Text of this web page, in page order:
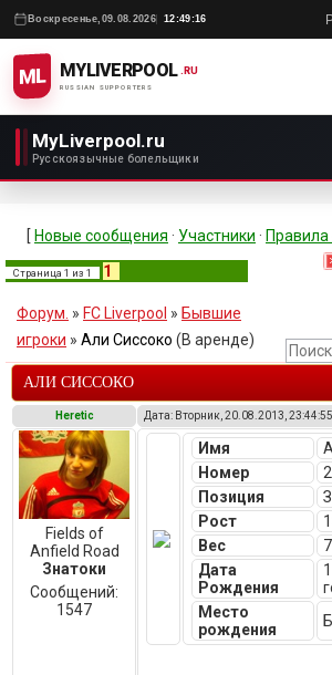
Воскресенье, 09.08.2026 12:49:16
ML MYLIVERPOOL
RUSSIAN SUPPORTERS
.RU
MyLiverpool.ru
Русскоязычные болельщики
[ Новые сообщения · Участники ·
Страница 1 из 1 1
Форум. » FC Liverpool » Бывшие
игроки » Али Сиссоко (В аренде)
АЛИ СИССОКО
Heretic Дата: Вторник, 20.08.2013,
Fields of
Anfield Road
Знатоки
Сообщений:
1547
Имя
Номер
Позиция
Рост
Вес
Дата
Рождения
Место
рождения